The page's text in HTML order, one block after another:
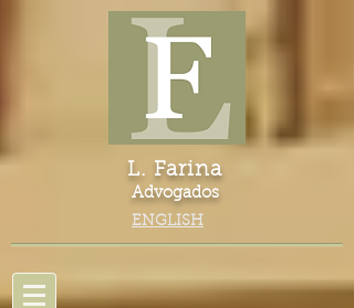
L. Farina
Advogados
ENGLISH